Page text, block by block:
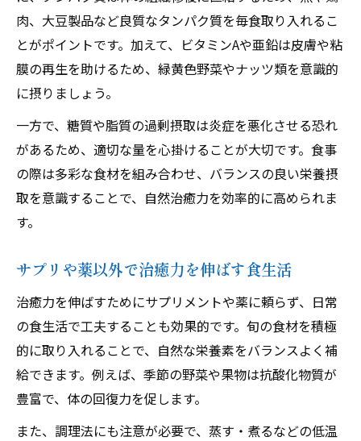
肉、大豆製品など良質なタンパク質を毎食取り入れるこ
とがポイントです。加えて、ビタミンAや亜鉛は皮膚や粘
膜の再生を助けるため、緑黄色野菜やナッツ類を意識的
に摂りましょう。
一方で、糖質や脂質の過剰摂取は炎症を悪化させる恐れ
があるため、適切な量を心掛けることが大切です。食事
の際は多彩な食材を組み合わせ、バランスの良い栄養摂
取を意識することで、自然治癒力を効率的に高められま
す。
サプリや薬以外で治癒力を伸ばす食生活
治癒力を伸ばすためにサプリメントや薬に頼らず、日常
の食生活で工夫することも効果的です。旬の食材を積極
的に取り入れることで、自然な栄養素をバランスよく補
給できます。例えば、季節の野菜や果物は抗酸化物質が
豊富で、体の回復力を促します。
また、調理法にも注意が必要で、蒸す・煮るなどの低温